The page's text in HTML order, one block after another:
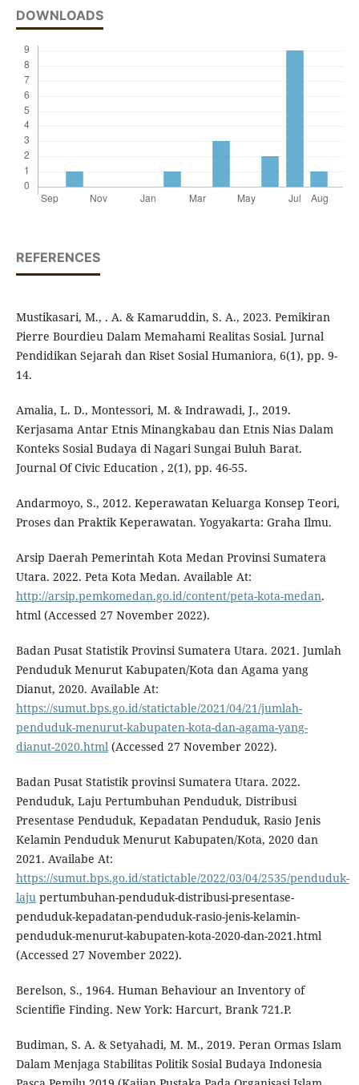
DOWNLOADS
REFERENCES
Mustikasari, M., . A. & Kamaruddin, S. A., 2023. Pemikiran
Pierre Bourdieu Dalam Memahami Realitas Sosial. Jurnal
Pendidikan Sejarah dan Riset Sosial Humaniora, 6(1), pp. 9-
14.
Amalia, L. D., Montessori, M. & Indrawadi, J., 2019.
Kerjasama Antar Etnis Minangkabau dan Etnis Nias Dalam
Konteks Sosial Budaya di Nagari Sungai Buluh Barat.
Journal Of Civic Education , 2(1), pp. 46-55.
Andarmoyo, S., 2012. Keperawatan Keluarga Konsep Teori,
Proses dan Praktik Keperawatan. Yogyakarta: Graha Ilmu.
Arsip Daerah Pemerintah Kota Medan Provinsi Sumatera
Utara. 2022. Peta Kota Medan. Available At:
http://arsip.pemkomedan.go.id/content/peta-kota-medan.
html (Accessed 27 November 2022).
Badan Pusat Statistik Provinsi Sumatera Utara. 2021. Jumlah
Penduduk Menurut Kabupaten/Kota dan Agama yang
Dianut, 2020. Available At:
https://sumut.bps.go.id/statictable/2021/04/21/jumlah-
penduduk-menurut-kabupaten-kota-dan-agama-yang-
dianut-2020.html(Accessed 27 November 2022).
Badan Pusat Statistik provinsi Sumatera Utara. 2022.
Penduduk, Laju Pertumbuhan Penduduk, Distribusi
Presentase Penduduk, Kepadatan Penduduk, Rasio Jenis
Kelamin Penduduk Menurut Kabupaten/Kota, 2020 dan
2021. Availabe At:
https://sumut.bps.go.id/statictable/2022/03/04/2535/penduduk-
lajupertumbuhan-penduduk-distribusi-presentase-
penduduk-kepadatan-penduduk-rasio-jenis-kelamin-
penduduk-menurut-kabupaten-kota-2020-dan-2021.html
(Accessed 27 November 2022).
Berelson, S., 1964. Human Behaviour an Inventory of
Scientifie Finding. New York: Harcurt, Brank 721.P.
Budiman, S. A. & Setyahadi, M. M., 2019. Peran Ormas Islam
Dalam Menjaga Stabilitas Politik Sosial Budaya Indonesia